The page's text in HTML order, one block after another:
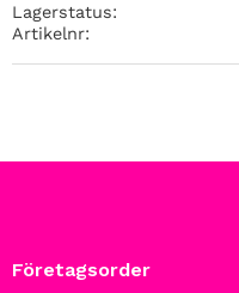
Lagerstatus
Artikelnr
Företagsorder